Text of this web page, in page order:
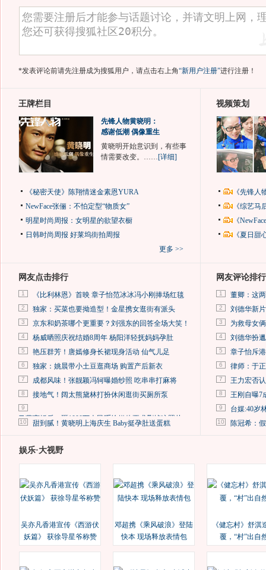
*发表评论前请先注册成为搜狐用户，请点击右上角“新用户注册”进行注册！
王牌栏目
先锋人物黄晓明：
感谢低潮 偶像重生
黄晓明开始意识到，有些事
情需要改变。……[详细]
《秘密天使》陈翔情迷金素恩YURA
NewFace张俪：不怕定型“物质女”
明星时尚周报：女明星的欲望衣橱
日韩时尚周报 好莱坞街拍周报
更多 >>
视频策划
《先锋
《综艺
《
《夏日
网友点击排行
1 《比利林恩》首映 章子怡范冰冰冯小刚捧场红毯
2 独家：买菜也要拗造型！金星携女逛街有派头
3 京东和奶茶哪个更重要？刘强东的回答全场大笑！
4 杨威晒照庆祝结婚8周年 杨阳洋轻抚妈妈孕肚
5 艳压群芳！唐嫣修身长裙现身活动 仙气儿足
6 独家：姚晨带小土豆逛商场 购置产后新衣
7 成都风味！张靓颖冯轲曝婚纱照 吃串串打麻将
8 接地气！阔太熊黛林打扮休闲逛街买厕所泵
9
马蓉离婚后，砸1000万人民币给媒体要求删掉这照片
10 甜到腻！黄晓明上海庆生 Baby挺孕肚送蛋糕
网友评论排行
1 董卿：这
2 刘德华新
3 为救母女
4 刘德华扮
5 章子怡斥
6 律师：于
7 王力宏否
8 王刚自曝7
9 台媒:40岁
10 陈冠希：
娱乐·大视野
吴亦凡香港宣传《西游伏
妖篇》 获徐导星爷称赞
邓超携《乘风破浪》登陆
快本 现场释放表情包
《健忘村》舒淇
覆，“村”出自